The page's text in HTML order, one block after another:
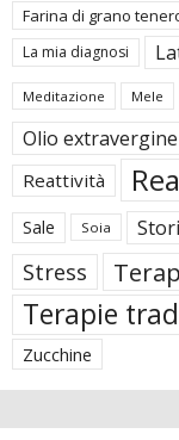
Farina di grano
La mia diagnosi
Meditazione Mele
Olio
Reattività
Sale Soia
Stress
Terapie
Zucchine